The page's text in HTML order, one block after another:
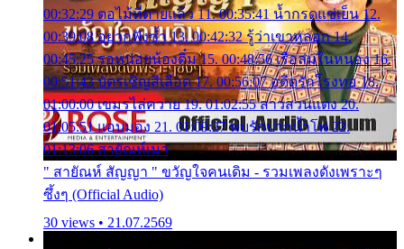
00:32:29 ตอไม้ที่ตายแล้ว 11. 00:35:41 น้ำกรดแช่เย็น 12.
00:39:08 อยากฟังซ้ำ 13. 00:42:32 รู้ว่าเขาหลอก 14.
00:45:25 รอหน่อยน้องติ๋ม 15. 00:48:56 เรือล่มในหนอง 16.
00:51:43 บัตรเชิญสีเลือด 17. 00:56:07 อดีตรักโรงทอ 18.
01:00:00 เขมรไล่ควาย 19. 01:02:55 สาวสวนแตง 20.
01:05:51 แอบมอง 21. 01:09:27 พบรักปากน้ำโพ 22.
01:13:06 สายัณห์เมา
" สายัณห์ สัญญา " ขวัญใจคนเดิม - รวมเพลงดังเพราะๆ
ซึ้งๆ (Official Audio)
30 views • 21.07.2569